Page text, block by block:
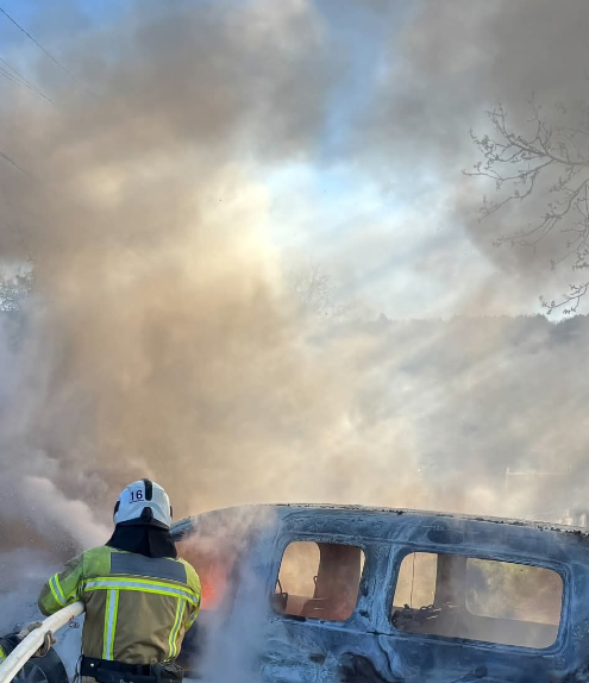
Поліціянти повідомили чернівчанину про підозру у незаконному
У Чернівцях перекриють вулицю Івана Франка: як курсуватиме
У Чернівцях через ДТП на вулиці Скальда ускладнений рух
Українська служба «Голос Америки» відновлює роботу